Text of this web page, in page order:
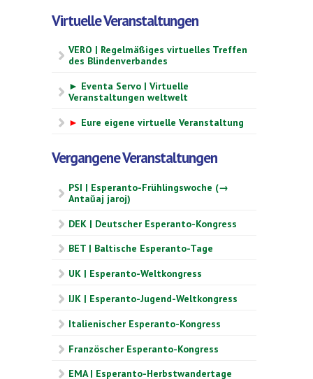
Virtuelle Veranstaltungen
VERO | Regelmäßiges virtuelles Treffen
des Blindenverbandes
► Eventa Servo | Virtuelle
Veranstaltungen weltwelt
► Eure eigene virtuelle Veranstaltung
Vergangene Veranstaltungen
PSI | Esperanto-Frühlingswoche (→
Antaŭaj jaroj)
DEK | Deutscher Esperanto-Kongress
BET | Baltische Esperanto-Tage
UK | Esperanto-Weltkongress
IJK | Esperanto-Jugend-Weltkongress
Italienischer Esperanto-Kongress
Französcher Esperanto-Kongress
EMA | Esperanto-Herbstwandertage